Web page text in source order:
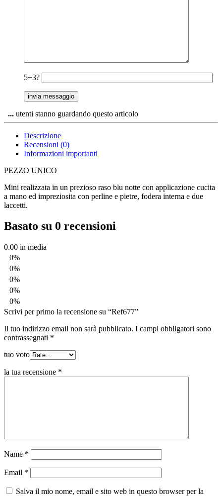
5+3?
... utenti stanno guardando questo articolo
Descrizione
Recensioni (0)
Informazioni importanti
PEZZO UNICO
Mini realizzata in un prezioso raso blu notte con applicazione cucita
a mano ed impreziosita con perline e pietre, fodera interna e due
laccetti.
Basato su 0 recensioni
0.00 in media
0%
0%
0%
0%
0%
Scrivi per primo la recensione su “Ref677”
Il tuo indirizzo email non sarà pubblicato. I campi obbligatori sono
contrassegnati *
tuo voto
la tua recensione *
Name *
Email *
Salva il mio nome, email e sito web in questo browser per la